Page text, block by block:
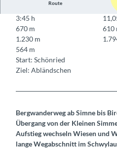
Route
3:45 h
670 m
610
1.230 m
564 m
Start: Schönried
Ziel: Abländschen
Bergwanderweg ab Simne bis
Übergang von der Kleinen
Aufstieg wechseln Wiesen und
lange Wegabschnitt im